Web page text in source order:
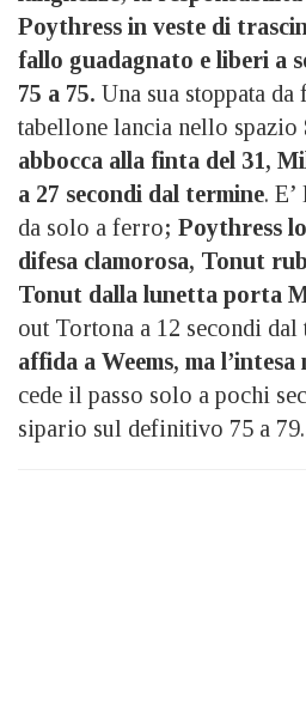
Poythress in veste di
fallo guadagnato e liberi a
75 a 75. Una sua stoppata
tabellone lancia nello spazio
abbocca alla finta del 31,
a 27 secondi dal termine.
da solo a ferro; Poythress
difesa clamorosa, Tonut
Tonut dalla lunetta porta
out Tortona a 12 secondi dal
affida a Weems, ma l’intesa
cede il passo solo a pochi
sipario sul definitivo 75 a 79.